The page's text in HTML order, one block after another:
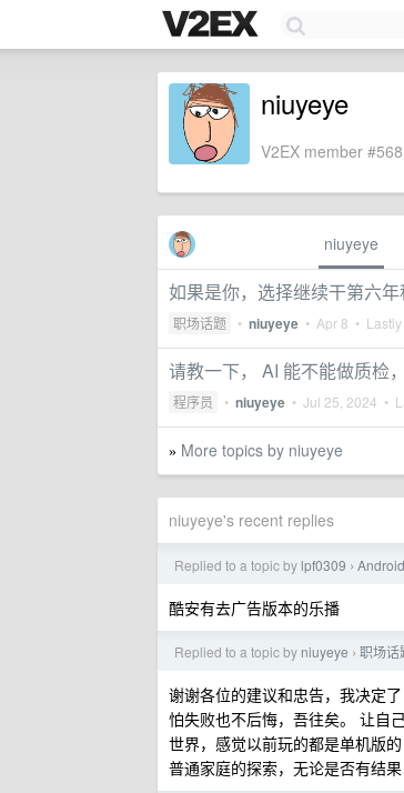
niuyeye
V2EX member
niuyeye
如果是你，选择继续干第六
职场话题 • niuyeye • Apr 8 •
请教一下， AI 能不能做质检
程序员 • niuyeye • Jul 25, 2024 •
» More topics by niuyeye
niuyeye's recent replies
Replied to a topic by lpf0309 › Android
酷安有去广告版本的乐播
Replied to a topic by niuyeye › 职场话
谢谢各位的建议和忠告，我决定
怕失败也不后悔，吾往矣。 让自
世界，感觉以前玩的都是单机版
普通家庭的探索，无论是否有结果